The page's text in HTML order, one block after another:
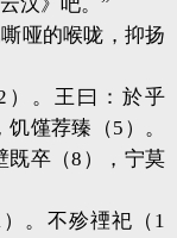
哑的喉咙，抑扬
）。王曰：於乎
馑荐臻（5）。
既卒（8），宁莫
。不殄禋祀（1